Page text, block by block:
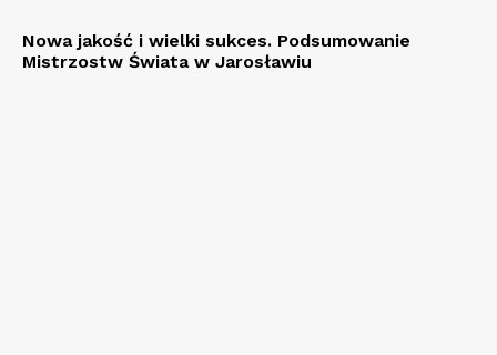
Nowa jakość i wielki sukces. Podsumowanie
Mistrzostw Świata w Jarosławiu